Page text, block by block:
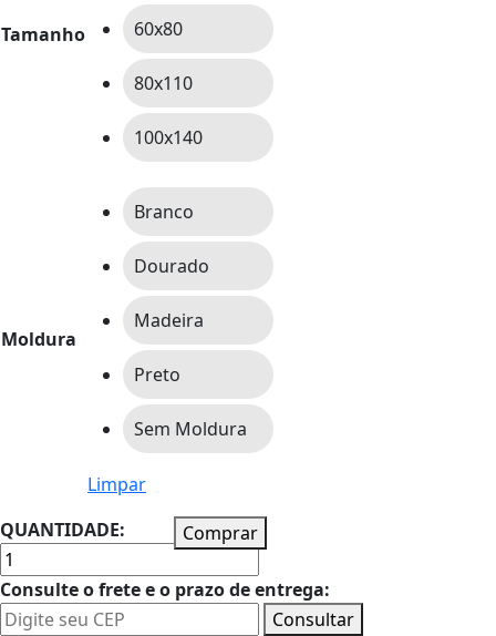
Tamanho 60x80
80x110
100x140
Moldura
Branco
Dourado
Madeira
Preto
Sem Moldura
Limpar
QUANTIDADE:
Comprar
Consulte o frete e o prazo de entrega:
Consultar